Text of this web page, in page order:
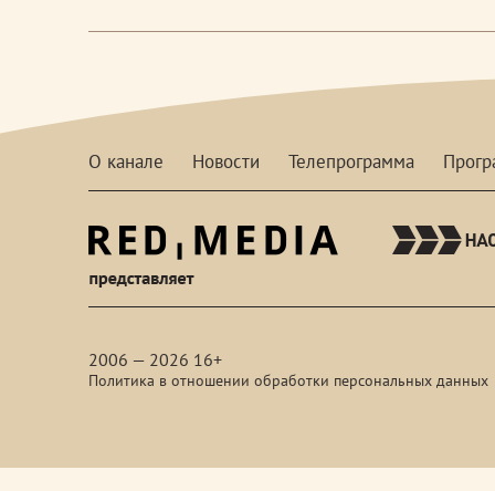
О канале Новости Телепрограмма
2006 — 2026 16+
Политика в отношении обработки персональных данных